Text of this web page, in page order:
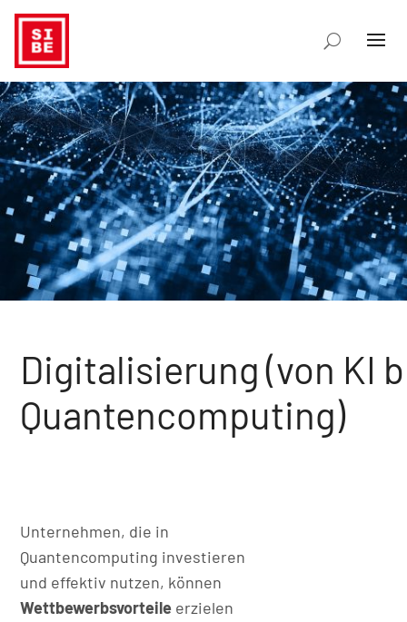
Digitalisierung (von KI
Quantencomputing)
Unternehmen, die in
Quantencomputing investieren
und effektiv nutzen, können
Wettbewerbsvorteile erzielen